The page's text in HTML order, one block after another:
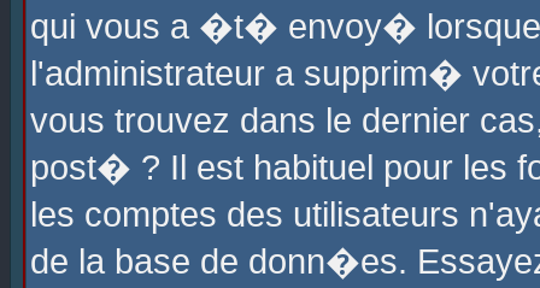
qui vous a �t� envoy�
l'administrateur a supprim�
vous trouvez dans le dernier
post� ? Il est habituel pour les
les comptes des utilisateurs
de la base de donn�es.